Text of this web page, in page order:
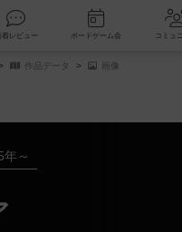
新着レビュー ボードゲーム会
作品データ 画像
年～